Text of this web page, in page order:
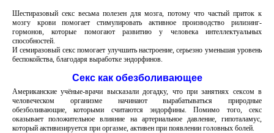
Шестиразовый секс весьма полезен для мозга, потому что частый приток к
мозгу крови помогает стимулировать активное производство рилизинг-
гормонов, которые помогают развитию у человека интеллектуальных
способностей.
И семиразовый секс помогает улучшить настроение, серьезно уменьшая уровень
беспокойства, благодаря выработке эндорфинов.
Секс как обезболивающее
Американские учёные-врачи высказали догадку, что при занятиях сексом в
человеческом организме начинают вырабатываться природные
обезболивающие, которыми считаются эндорфины. Помимо того, секс
оказывает положительное влияние на артериальное давление, гипоталамус,
который активизируется при оргазме, активен при появлении головных болей.